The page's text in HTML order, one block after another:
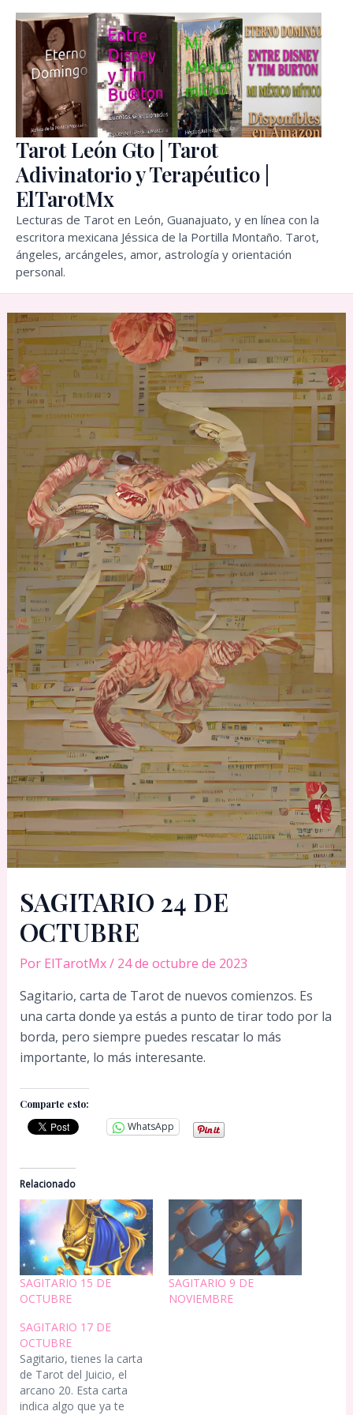
contenido
Tarot León Gto | Tarot
Adivinatorio y Terapéutico |
ElTarotMx
Lecturas de Tarot en León, Guanajuato, y en línea con la
escritora mexicana Jéssica de la Portilla Montaño. Tarot,
ángeles, arcángeles, amor, astrología y orientación
personal.
SAGITARIO 24 DE
OCTUBRE
Por ElTarotMx/ 24 de octubre de 2023
Sagitario, carta de Tarot de nuevos comienzos. Es
una carta donde ya estás a punto de tirar todo por la
borda, pero siempre puedes rescatar lo más
importante, lo más interesante.
Comparte esto:
WhatsApp
Relacionado
SAGITARIO 15 DE
OCTUBRE
SAGITARIO 9 DE
NOVIEMBRE
SAGITARIO 17 DE
OCTUBRE
Sagitario, tienes la carta
de Tarot del Juicio, el
arcano 20. Esta carta
indica algo que ya te